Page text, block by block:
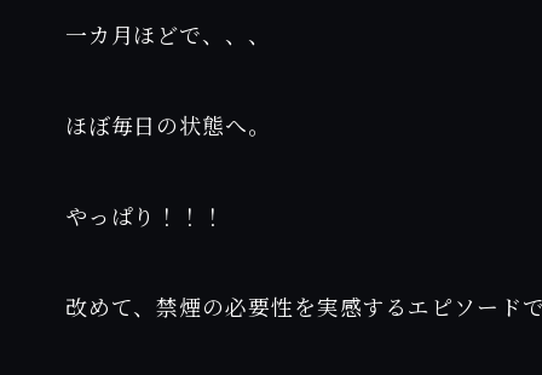
一カ月ほどで、、、
ほぼ毎日の状態へ。
やっぱり！！！
改めて、禁煙の必要性を実感するエピソードで